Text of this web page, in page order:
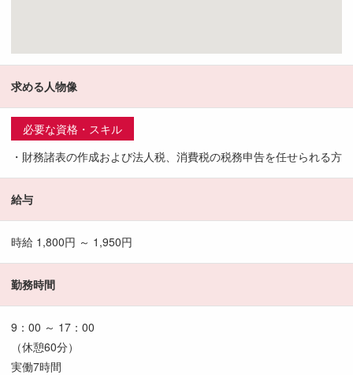
求める人物像
必要な資格・スキル
・財務諸表の作成および法人税、消費税の税務申告を任せられる方
給与
時給 1,800円 ～ 1,950円
勤務時間
9：00 ～ 17：00
（休憩60分）
実働7時間